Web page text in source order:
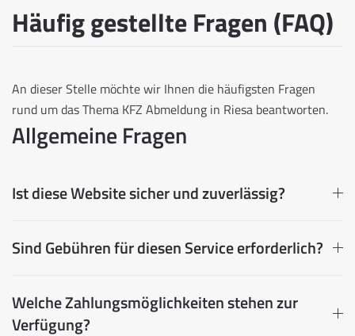
Häufig gestellte Fragen (FAQ)
An dieser Stelle möchte wir Ihnen die häufigsten Fragen
rund um das Thema KFZ Abmeldung in Riesa beantworten.
Allgemeine Fragen
Ist diese Website sicher und zuverlässig?
Sind Gebühren für diesen Service erforderlich?
Welche Zahlungsmöglichkeiten stehen zur
Verfügung?